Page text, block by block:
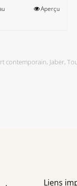
Aperçu
contemporain, Jaber,
Liens